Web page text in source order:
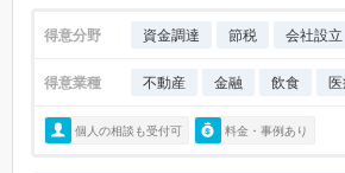
得意分野 資金調達 節税 会社設立
得意業種 不動産 金融 飲食
個人の相談も受付可 料金・事例あり